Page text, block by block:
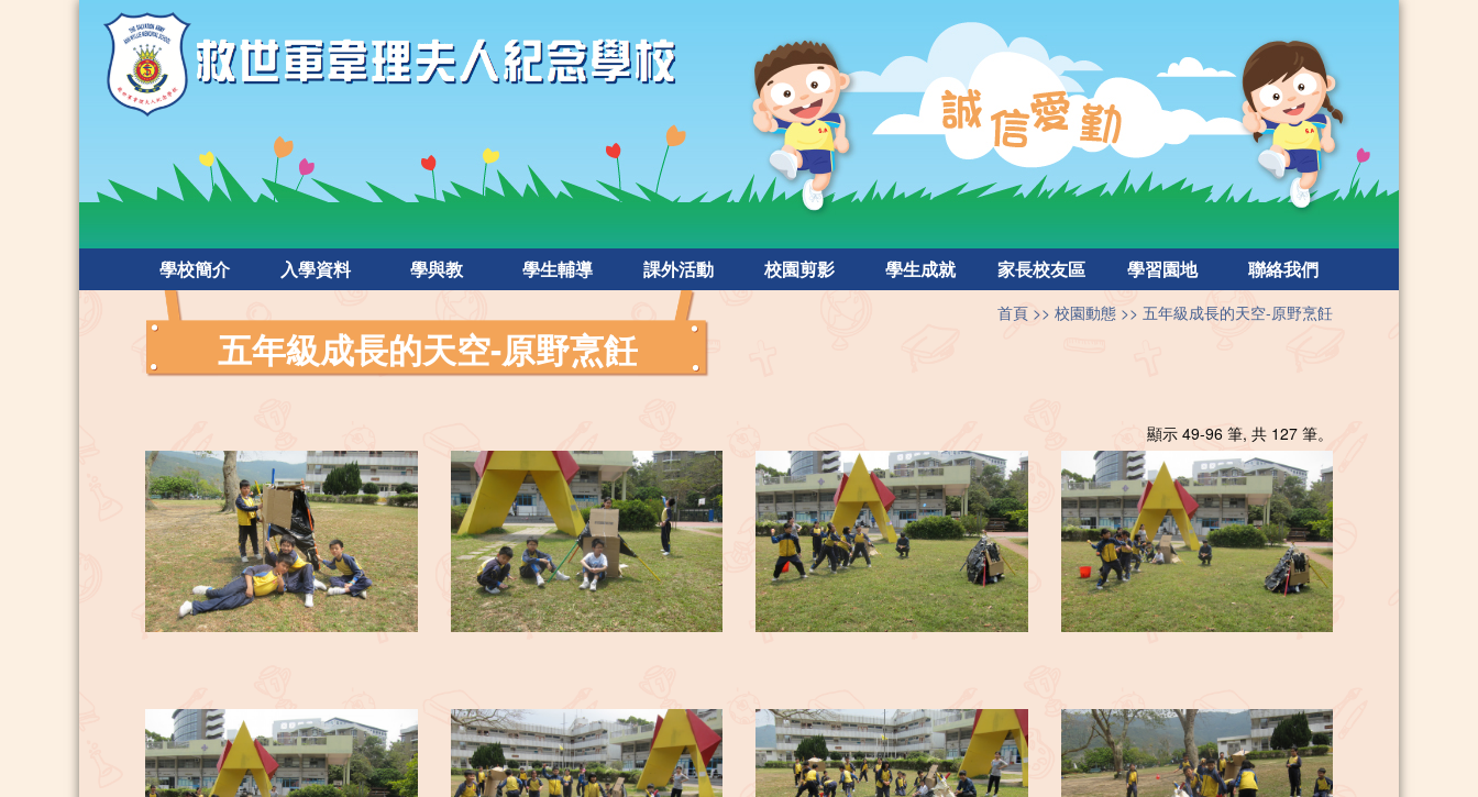
學校簡介 入學資料 學與教 學生輔導 課外活動 校園剪影 學生成就 家長校友區 學習園地 聯絡我們
五年級成長的天空-原野烹飪
首頁 校園動態 五年級成長的天空-原野烹飪
顯示 49-96 筆, 共 127 筆。